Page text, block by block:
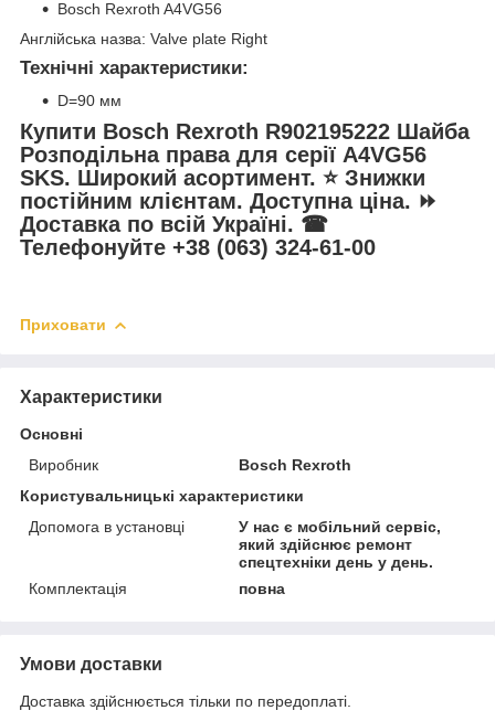
Bosch Rexroth A4VG56
Англійська назва: Valve plate Right
Технічні характеристики:
D=90 мм
Купити Bosch Rexroth R902195222 Шайба
Розподільна права для серії A4VG56
SKS. Широкий асортимент. ⭐ Знижки
постійним клієнтам. Доступна ціна. ⏩
Доставка по всій Україні. ☎
Телефонуйте +38 (063) 324-61-00
Приховати
Характеристики
Основні
Виробник
Bosch Rexroth
Користувальницькі характеристики
Допомога в установці
У нас є мобільний сервіс,
який здійснює ремонт
спецтехніки день у день.
Комплектація
повна
Умови доставки
Доставка здійснюється тільки по передоплаті.